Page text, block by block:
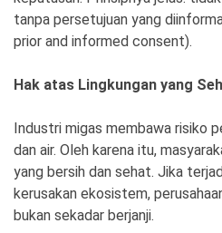
©
2026
Indonesia
.
All
tanpa persetujuan yang
prior and informed consent).
Hak atas Lingkungan yang
Industri migas membawa risiko
dan air. Oleh karena itu,
yang bersih dan sehat. Jika
kerusakan ekosistem,
bukan sekadar berjanji.